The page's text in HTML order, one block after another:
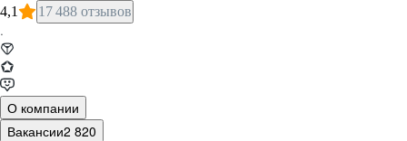
4,1 17 488 отзывов
·
О компании
Вакансии2 820